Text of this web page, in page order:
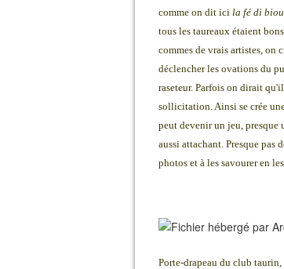
comme on dit ici la fé di
tous les taureaux étaient
commes de vrais artistes, on
déclencher les ovations du
raseteur. Parfois on dirait
sollicitation. Ainsi se crée
peut devenir un jeu, presque
aussi attachant. Presque pas
photos et à les savourer en
Porte-drapeau du club taurin,